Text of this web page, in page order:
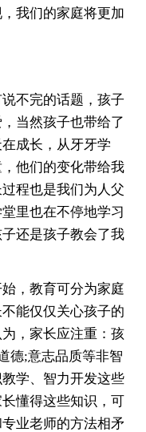
我们的家庭将更加
不完的话题，孩子
当然孩子也带给了
成长，从牙牙学
他们的变化带给我
程也是我们为人父
里也在不停地学习
还是孩子教会了我
，教育可分为家庭
能仅仅关心孩子的
，家长应注重：孩
德;意志品质等非智
学、智力开发这些
懂得这些知识，可
业老师的方法相矛